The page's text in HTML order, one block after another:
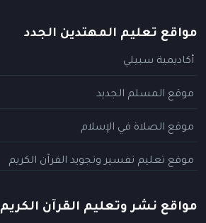
مواقع تعليم المهتدين الجدد
أكاديمية سبيلي
موقع المسلم الجديد
موقع الصلاة في الإسلام
موقع تعليم تفسير وتجويد القرآن الكريم
مواقع نشر وتعليم القرآن الكريم